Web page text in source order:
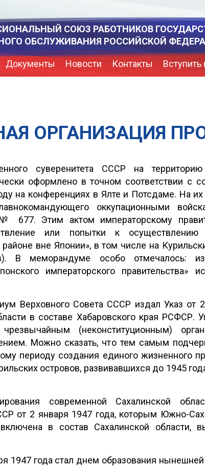
СОЮЗ РАБОТНИКОВ
ОБСЛУЖИВАНИЯ РОССИЙСКОЙ
Документы Новости Контакты
ОРГАНИЗАЦИЯ
суверенитета СССР на
оформлено в точном соответствии с
на конференциях в Ялте и Потсдаме. На
оккупационными
677. Этим актом императорскому
или попытки к осуществлению
вне Японии», в том числе на
меморандуме особо отмечалось: из
императорского правительства»
Верховного Совета СССР издал Указ от
в составе Хабаровского края РСФСР.
чрезвычайным (неконституционным)
Можно сказать, что тем самым
периоду создания единого жизненного
островов, развивавшихся до 1945
современной Сахалинской
от 2 января 1947 года, которым Южно-
в состав Сахалинской области,
1947 года стал днем образования